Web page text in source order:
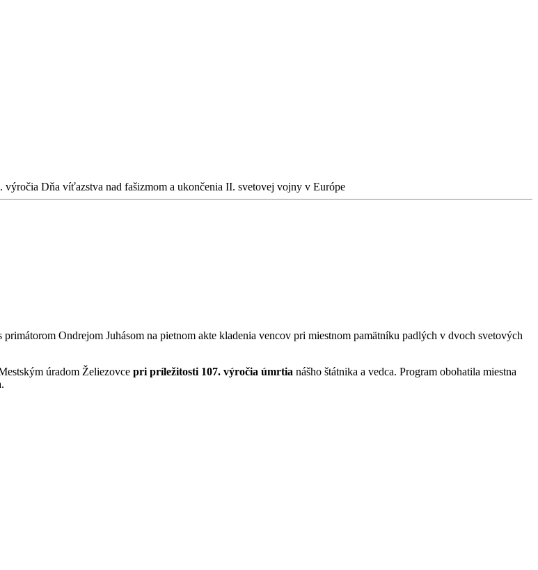
výročia Dňa víťazstva nad fašizmom a ukončenia II. svetovej vojny v Európe
Ondrejom Juhásom na pietnom akte kladenia vencov pri miestnom pamätníku padlých v dvoch svetových
úradom Želiezovce pri príležitosti 107. výročia úmrtia nášho štátnika a vedca. Program obohatila miestna